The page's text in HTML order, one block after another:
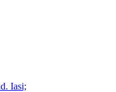
Iasi;